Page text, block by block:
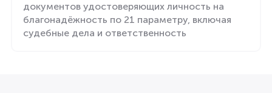
документов удостоверяющих личность на
благонадёжность по 21 параметру, включая
судебные дела и ответственность